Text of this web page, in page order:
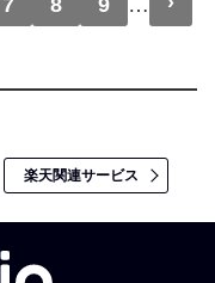
楽天関連サービス